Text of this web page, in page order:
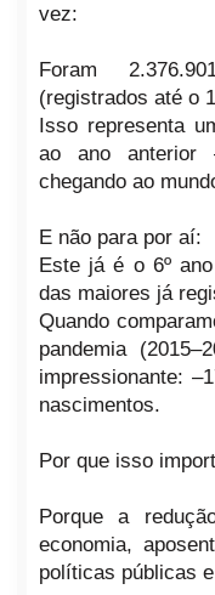
vez:
Foram
(registrados até o
Isso representa
ao ano anterior
chegando ao
E não para por aí:
Este já é o 6º
das maiores já
Quando
pandemia
impressionante:
nascimentos.
Por que isso
Porque a
economia,
políticas públicas